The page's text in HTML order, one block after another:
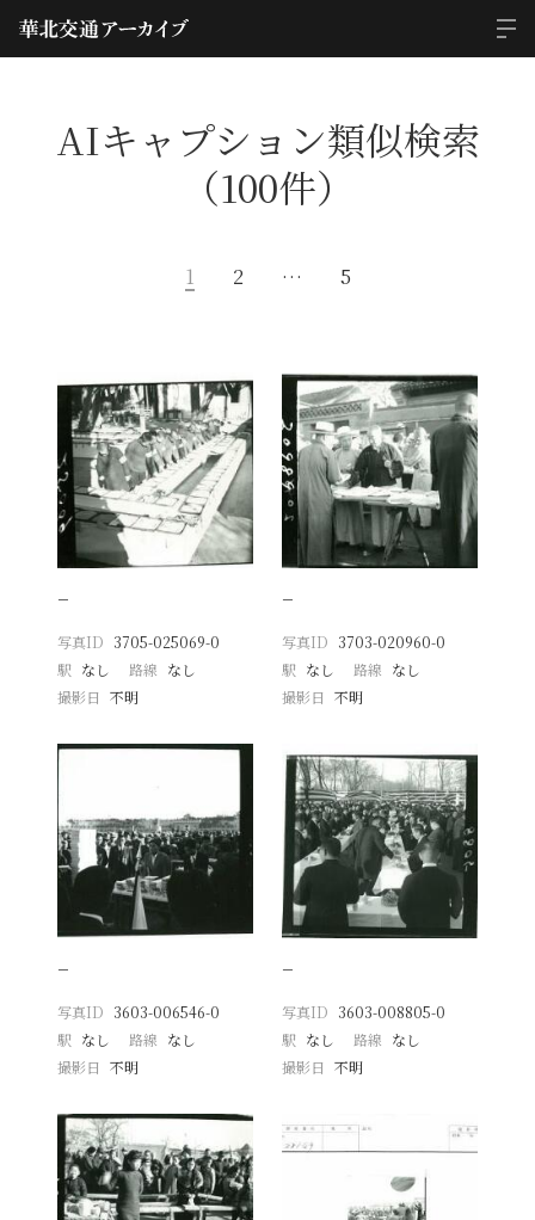
AIキャプション類似検索
（100件）
1 2 … 5
−
写真ID 3705-025069-0
駅 なし 路線 なし
撮影日
不明
−
写真ID 3703-020960-0
駅 なし 路線 なし
撮影日 不明
−
写真ID 3603-006546-0
駅 なし 路線 なし
撮影日
不明
−
写真ID 3603-008805-0
駅 なし 路線 なし
撮影日 不明